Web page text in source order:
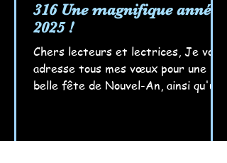
316 Une magnifique année
2025 !
Chers lecteurs et lectrices, Je vous
adresse tous mes vœux pour une
belle fête de Nouvel-An, ainsi qu'une